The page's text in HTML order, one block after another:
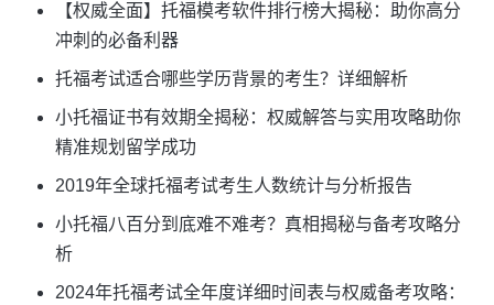
【权威全面】托福模考软件排行榜大揭秘：助你高分
冲刺的必备利器
托福考试适合哪些学历背景的考生？详细解析
小托福证书有效期全揭秘：权威解答与实用攻略助你
精准规划留学成功
2019年全球托福考试考生人数统计与分析报告
小托福八百分到底难不难考？真相揭秘与备考攻略分
析
2024年托福考试全年度详细时间表与权威备考攻略：